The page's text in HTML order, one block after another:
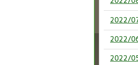
2022/
2022/
2022/